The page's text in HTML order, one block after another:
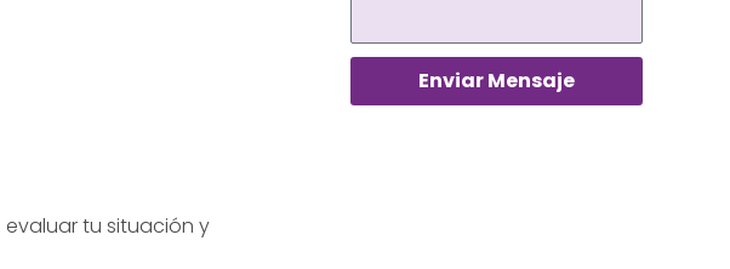
tu situación y
Enviar Mensaje